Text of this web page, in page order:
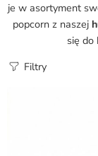
je w asortyment
popcorn z naszej
się do
Filtry